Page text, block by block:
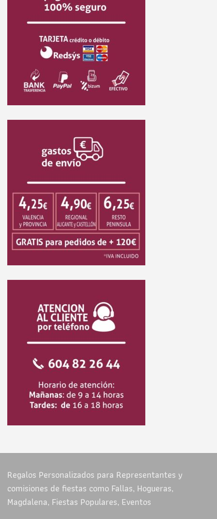
Regalos Personalizados para Representantes y
comisiones de fiestas como Fallas, Hogueras,
Magdalena, Fiestas Populares, Eventos